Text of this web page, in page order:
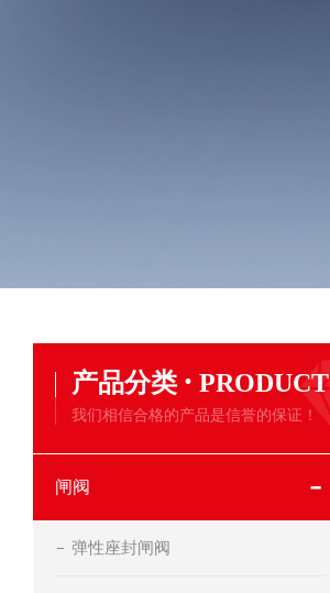
产品分类 · PRODUCT
我们相信合格的产品是信誉的保证！
闸阀
弹性座封闸阀